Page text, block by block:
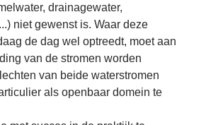
drainagewater,
niet gewenst is. Waar deze
de dag wel optreedt, moet aan
van de stromen worden
van beide waterstromen
als openbaar domein te